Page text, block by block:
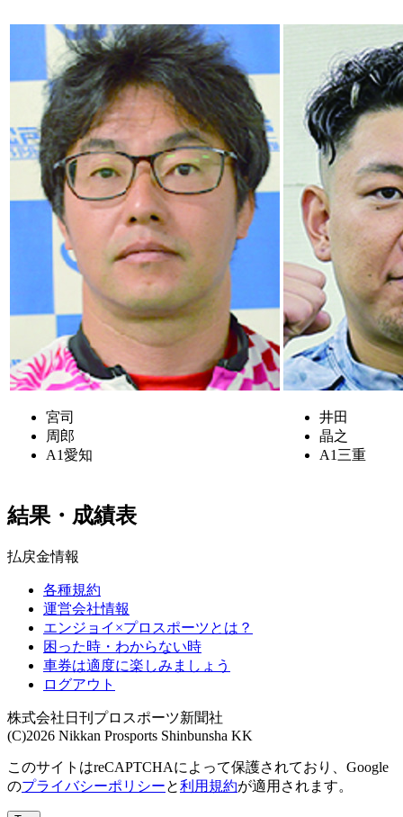
宮司
周郎
A1愛知
井田
晶之
A1 三重
結果・成績表
払戻金情報
各種規約
運営会社情報
エンジョイ×プロスポーツとは？
困った時・わからない時
車券は適度に楽しみましょう
ログアウト
株式会社日刊プロスポーツ新聞社
(C)2026 Nikkan Prosports Shinbunsha KK
このサイトはreCAPTCHAによって保護されており、Google
のプライバシーポリシーと利用規約が適用されます。